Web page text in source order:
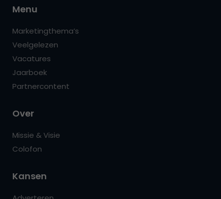
Menu
Marketingthema’s
Veelgelezen
Vacatures
Jaarboek
Partnercontent
Over
Missie & Visie
Colofon
Kansen